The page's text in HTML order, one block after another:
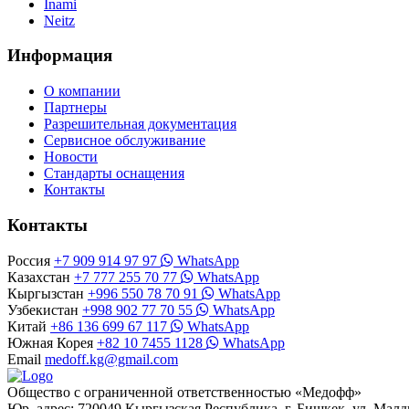
Inami
Neitz
Информация
О компании
Партнеры
Разрешительная документация
Сервисное обслуживание
Новости
Стандарты оснащения
Контакты
Контакты
Россия +7 909 914 97 97
WhatsApp
Казахстан +7 777 255 70 77
WhatsApp
Кыргызстан +996 550 78 70 91
WhatsApp
Узбекистан +998 902 77 70 55
WhatsApp
Китай +86 136 699 67 117
WhatsApp
Южная Корея +82 10 7455 1128
WhatsApp
Email medoff.kg@gmail.com
Общество с ограниченной ответственностью «Медофф»